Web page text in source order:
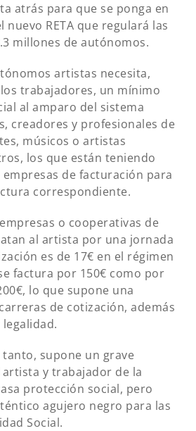
atrás para que se ponga en
RETA que regulará las
millones de autónomos.
artistas necesita,
trabajadores, un mínimo
al amparo del sistema
creadores y profesionales de
músicos o artistas
los que están teniendo
de facturación para
correspondiente.
o cooperativas de
al artista por una jornada
es de 17€ en el régimen
factura por 150€ como por
lo que supone una
de cotización, además
supone un grave
y trabajador de la
protección social, pero
agujero negro para las
Social.